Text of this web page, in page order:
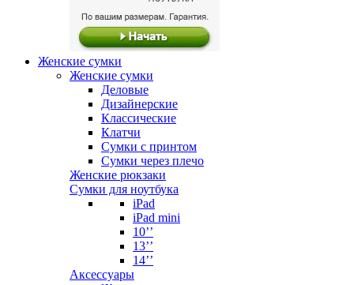
Женские сумки
Женские сумки
Деловые
Дизайнерские
Классические
Клатчи
Сумки с принтом
Сумки через плечо
Женские рюкзаки
Сумки для ноутбука
iPad
iPad mini
10’’
13’’
14’’
Аксессуары